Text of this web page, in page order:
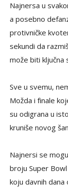
Najnersa u
a posebno
protivničke
sekundi da
može biti ključna
Sve u svemu,
Možda i finale
su odigrana u
kruniše novog
Najnersi se
broju Super
koju davnih dana